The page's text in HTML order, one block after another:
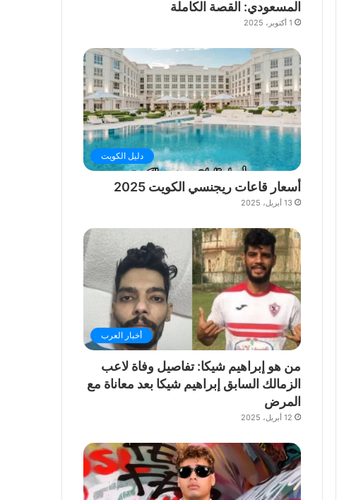
المسعودي: القصة الكاملة
1 أكتوبر، 2025
دليل الكويت
أسعار قاعات ريجنسي الكويت 2025
13 أبريل، 2025
أخبار العرب
من هو إبراهيم شيكا: تفاصيل وفاة لاعب
الزمالك السابق إبراهيم شيكا بعد معاناة مع
المرض
12 أبريل، 2025